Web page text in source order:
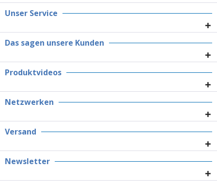
Unser Service
Das sagen unsere Kunden
Produktvideos
Netzwerken
Versand
Newsletter